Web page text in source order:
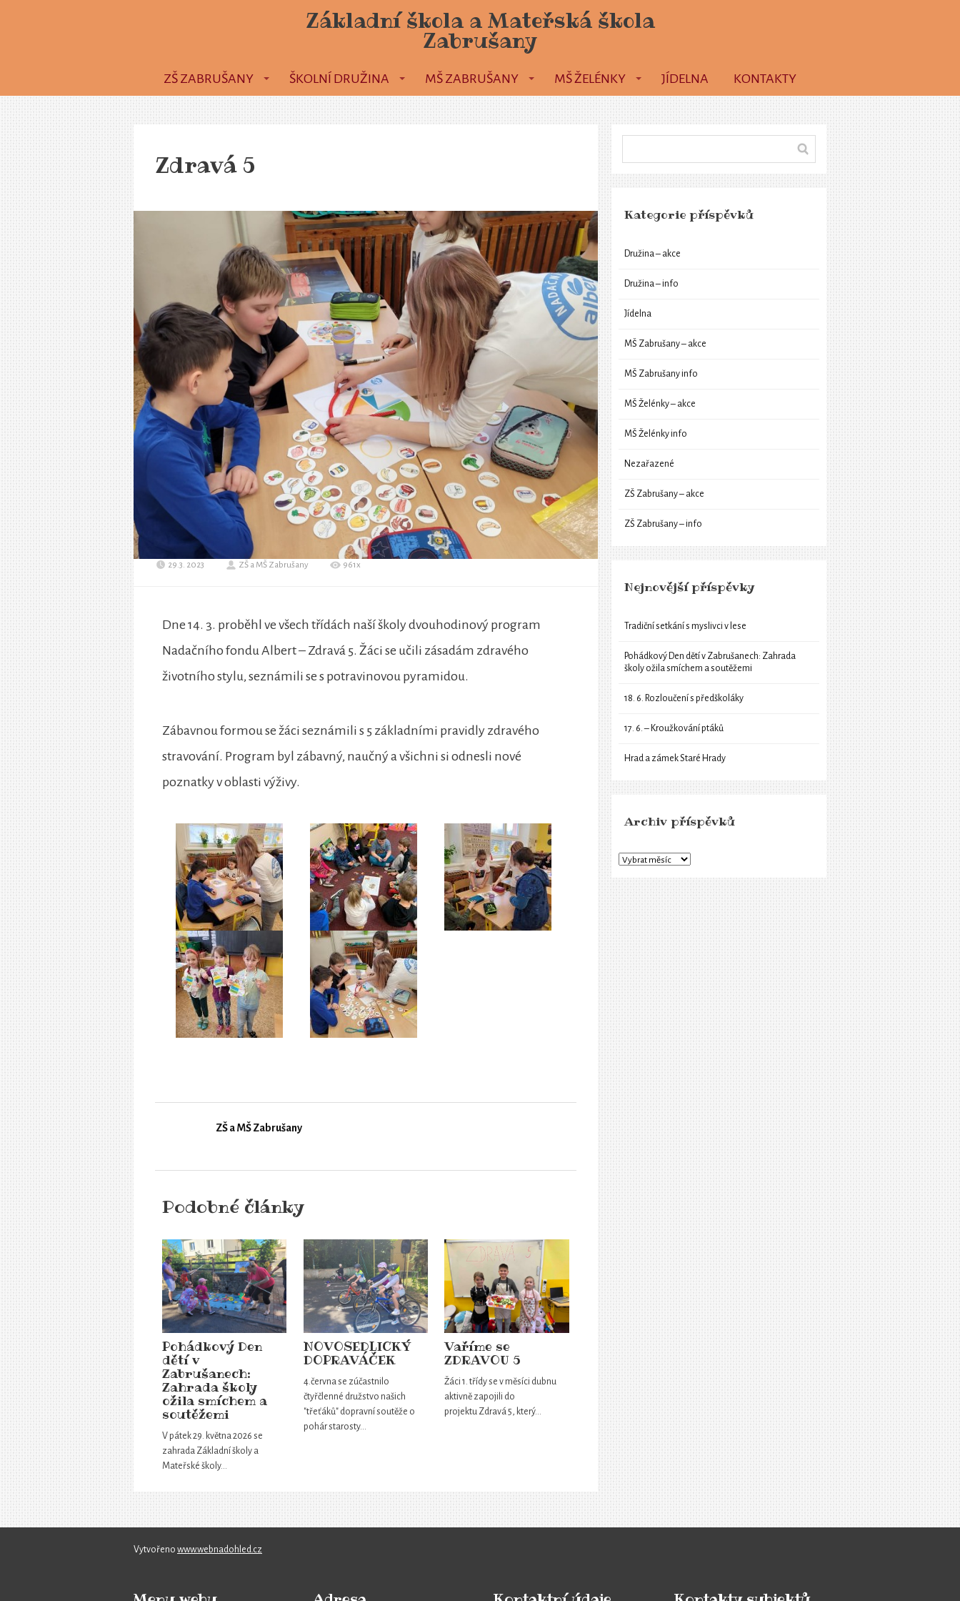
Základní škola a Mateřská škola
Zabrušany
ZŠ ZABRUŠANY ŠKOLNÍ DRUŽINA MŠ ZABRUŠANY MŠ ŽELÉNKY JÍDELNA KONTAKTY
Zdravá 5
29.3. 2023 ZŠ a MŠ Zabrušany 961x
Dne 14. 3. proběhl ve všech třídách naší školy dvouhodinový program
Nadačního fondu Albert – Zdravá 5. Žáci se učili zásadám zdravého
životního stylu, seznámili se s potravinovou pyramidou.
Zábavnou formou se žáci seznámili s 5 základními pravidly zdravého
stravování. Program byl zábavný, naučný a všichni si odnesli nové
poznatky v oblasti výživy.
ZŠ a MŠ Zabrušany
Podobné články
Pohádkový Den
dětí v
Zabrušanech:
Zahrada školy
ožila smíchem a
soutěžemi
V pátek 29. května 2026 se
zahrada Základní školy a
Mateřské školy…
NOVOSEDLICKÝ
DOPRAVÁČEK
4.června se zúčastnilo
čtyřčlenné družstvo našich
"třeťáků" dopravní soutěže o
pohár starosty…
Vaříme se
ZDRAVOU 5
Žáci 1. třídy se v měsíci dubnu
aktivně zapojili do
projektu Zdravá 5, který…
Kategorie příspěvků
Družina – akce
Družina – info
Jídelna
MŠ Zabrušany – akce
MŠ Zabrušany info
MŠ Želénky – akce
MŠ Želénky info
Nezařazené
ZŠ Zabrušany – akce
ZŠ Zabrušany – info
Nejnovější příspěvky
Tradiční setkání s myslivci v lese
Pohádkový Den dětí v Zabrušanech: Zahrada
školy ožila smíchem a soutěžemi
18. 6. Rozloučení s předškoláky
17. 6. – Kroužkování ptáků
Hrad a zámek Staré Hrady
Archiv příspěvků
Vytvořeno www.webnadohled.cz